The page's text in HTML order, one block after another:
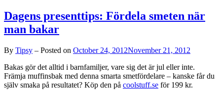
Dagens presenttips: Fördela smeten när
man bakar
By Tipsy – Posted on October 24, 2012November 21, 2012
Bakas gör det alltid i barnfamiljer, vare sig det är jul eller inte.
Främja muffinsbak med denna smarta smetfördelare – kanske får du
själv smaka på resultatet? Köp den på coolstuff.se för 199 kr.